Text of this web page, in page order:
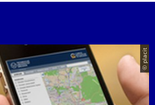
© placit